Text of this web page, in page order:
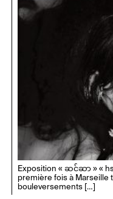
Exposition « ဆင်ဆာ » «
première fois à Marseille
bouleversements […]